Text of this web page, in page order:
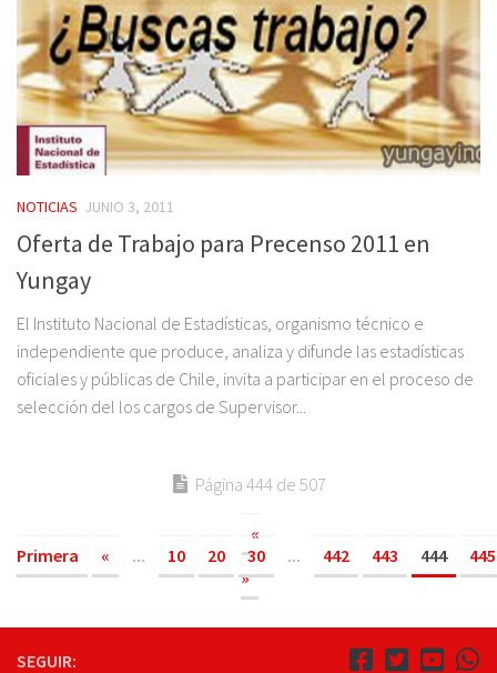
NOTICIAS JUNIO 3, 2011
Oferta de Trabajo para Precenso 2011 en
Yungay
El Instituto Nacional de Estadísticas, organismo técnico e
independiente que produce, analiza y difunde las estadísticas
oficiales y públicas de Chile, invita a participar en el proceso de
selección del los cargos de Supervisor...
Página 444 de 507
«
Primera
« ... 10 20 30 ... 442 443 444
445
»
SEGUIR: